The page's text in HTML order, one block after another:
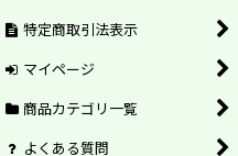
特定商取引法表示
マイページ
商品カテゴリ一覧
よくある質問